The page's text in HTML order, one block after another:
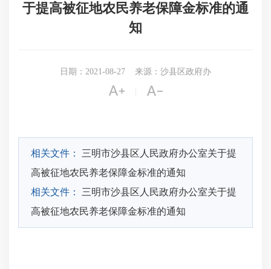
于提高被征地农民养老保障金标准的通
知
日期：2021-08-27 来源：沙县区政府办
 
相关文件：
三明市沙县区人民政府办公室关于提
高被征地农民养老保障金标准的通知
相关文件：
三明市沙县区人民政府办公室关于提
高被征地农民养老保障金标准的通知